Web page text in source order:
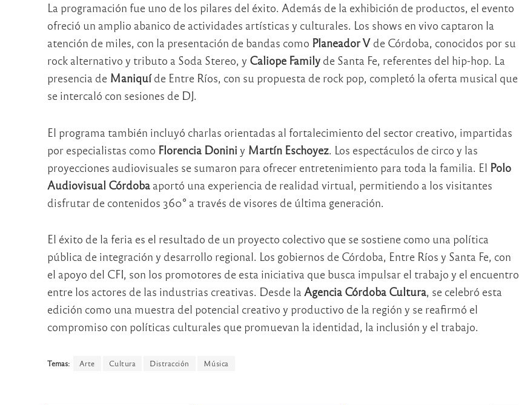
La programación fue uno de los pilares del éxito. Además de la exhibición de productos, el evento
ofreció un amplio abanico de actividades artísticas y culturales. Los shows en vivo captaron la
atención de miles, con la presentación de bandas como Planeador Vde Córdoba, conocidos por su
rock alternativo y tributo a Soda Stereo, y Caliope Familyde Santa Fe, referentes del hip-hop. La
presencia de Maniquíde Entre Ríos, con su propuesta de rock pop, completó la oferta musical que
se intercaló con sesiones de DJ.
El programa también incluyó charlas orientadas al fortalecimiento del sector creativo, impartidas
por especialistas como Florencia Donini y Martín Eschoyez. Los espectáculos de circo y las
proyecciones audiovisuales se sumaron para ofrecer entretenimiento para toda la familia. El Polo
Audiovisual Córdobaaportó una experiencia de realidad virtual, permitiendo a los visitantes
disfrutar de contenidos 360° a través de visores de última generación.
El éxito de la feria es el resultado de un proyecto colectivo que se sostiene como una política
pública de integración y desarrollo regional. Los gobiernos de Córdoba, Entre Ríos y Santa Fe, con
el apoyo del CFI, son los promotores de esta iniciativa que busca impulsar el trabajo y el encuentro
entre los actores de las industrias creativas. Desde la Agencia Córdoba Cultura, se celebró esta
edición como una muestra del potencial creativo y productivo de la región y se reafirmó el
compromiso con políticas culturales que promuevan la identidad, la inclusión y el trabajo.
Temas: Arte Cultura Distracción Música